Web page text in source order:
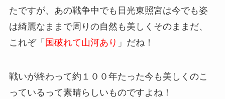
たですが、あの戦争中でも日光東照宮は今でも姿
は綺麗なままで周りの自然も美しくそのままだ、
これぞ「 国破れて山河あり 」だね！
戦いが終わって約１００年たった今も美しくのこ
っているって素晴らしいものですよね！